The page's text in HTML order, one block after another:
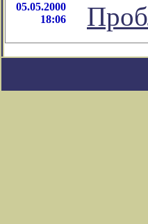
05.05.2000
18:06